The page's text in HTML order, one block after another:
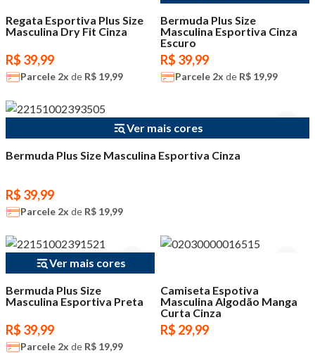
Regata Esportiva Plus Size
Masculina Dry Fit Cinza
R$ 39,99
Parcele 2x de R$ 19,99
Bermuda Plus Size
Masculina Esportiva Cinza
Escuro
R$ 39,99
Parcele 2x de R$ 19,99
Ver mais cores
Bermuda Plus Size Masculina Esportiva Cinza
R$ 39,99
Parcele 2x de R$ 19,99
Ver mais cores
Bermuda Plus Size
Masculina Esportiva Preta
R$ 39,99
Parcele 2x de R$ 19,99
Camiseta Espotiva
Masculina Algodão Manga
Curta Cinza
R$ 29,99